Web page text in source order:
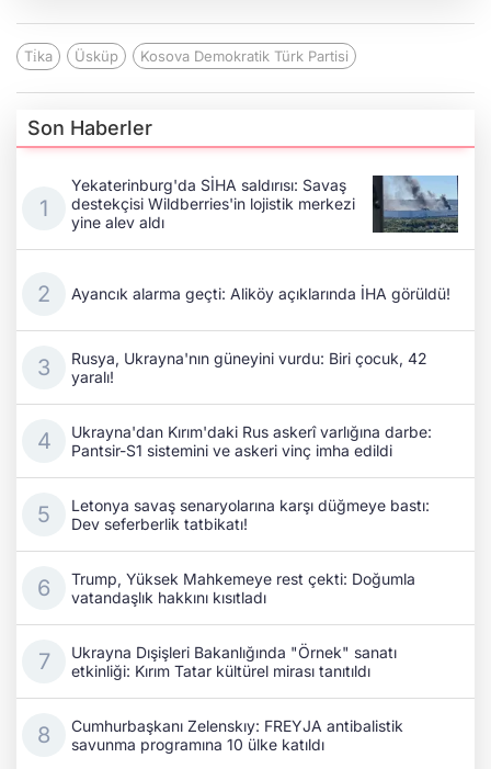
Ti̇ka Üsküp Kosova Demokratik Türk Partisi
Son Haberler
Yekaterinburg'da SİHA saldırısı: Savaş
destekçisi Wildberries'in lojistik merkezi
yine alev aldı
Ayancık alarma geçti: Aliköy açıklarında İHA görüldü!
Rusya, Ukrayna'nın güneyini vurdu: Biri çocuk, 42
yaralı!
Ukrayna'dan Kırım'daki Rus askerî varlığına darbe:
Pantsir-S1 sistemini ve askeri vinç imha edildi
Letonya savaş senaryolarına karşı düğmeye bastı:
Dev seferberlik tatbikatı!
Trump, Yüksek Mahkemeye rest çekti: Doğumla
vatandaşlık hakkını kısıtladı
Ukrayna Dışişleri Bakanlığında "Örnek" sanatı
etkinliği: Kırım Tatar kültürel mirası tanıtıldı
Cumhurbaşkanı Zelenskıy: FREYJA antibalistik
savunma programına 10 ülke katıldı